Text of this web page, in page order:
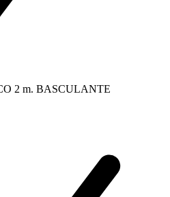
2 m. BASCULANTE